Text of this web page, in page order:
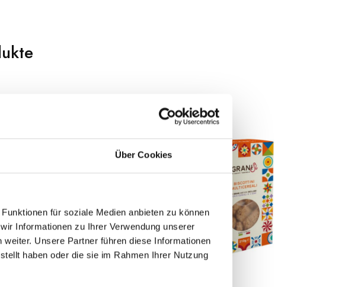
Über Cookies
für soziale Medien anbieten zu können
Informationen zu Ihrer Verwendung unserer
Unsere Partner führen diese Informationen
haben oder die sie im Rahmen Ihrer Nutzung